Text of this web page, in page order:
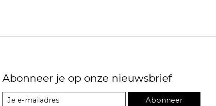
Abonneer je op onze nieuwsbrief
Abonneer